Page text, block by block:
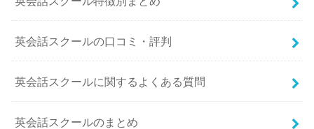
英会話スクールの口コミ・評判
英会話スクールに関するよくある質問
英会話スクールのまとめ